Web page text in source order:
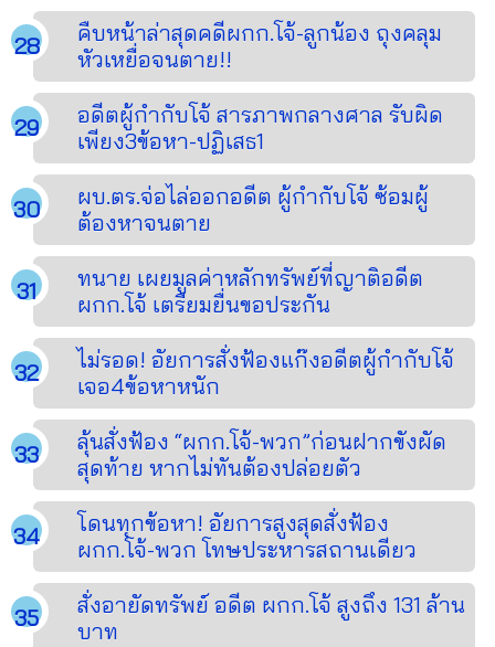
คืบหน้าล่าสุดคดีผกก.โจ้-ลูกน้อง ถุงคลุม
หัวเหยื่อจนตาย!!
อดีตผู้กำกับโจ้ สารภาพกลางศาล รับผิด
เพียง3ข้อหา-ปฏิเสธ1
ผบ.ตร.จ่อไล่ออกอดีต ผู้กำกับโจ้ ซ้อมผู้
ต้องหาจนตาย
ทนาย เผยมูลค่าหลักทรัพย์ที่ญาติอดีต
ผกก.โจ้ เตรียมยื่นขอประกัน
ไม่รอด! อัยการสั่งฟ้องแก๊งอดีตผู้กำกับโจ้
เจอ4ข้อหาหนัก
ลุ้นสั่งฟ้อง “ผกก.โจ้-พวก”ก่อนฝากขังผัด
สุดท้าย หากไม่ทันต้องปล่อยตัว
โดนทุกข้อหา! อัยการสูงสุดสั่งฟ้อง
ผกก.โจ้-พวก โทษประหารสถานเดียว
สั่งอายัดทรัพย์ อดีต ผกก.โจ้ สูงถึง 131 ล้าน
บาท